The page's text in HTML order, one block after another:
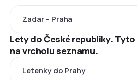
Zadar - Praha
Lety do České republiky.
na vrcholu seznamu.
Letenky do Prahy